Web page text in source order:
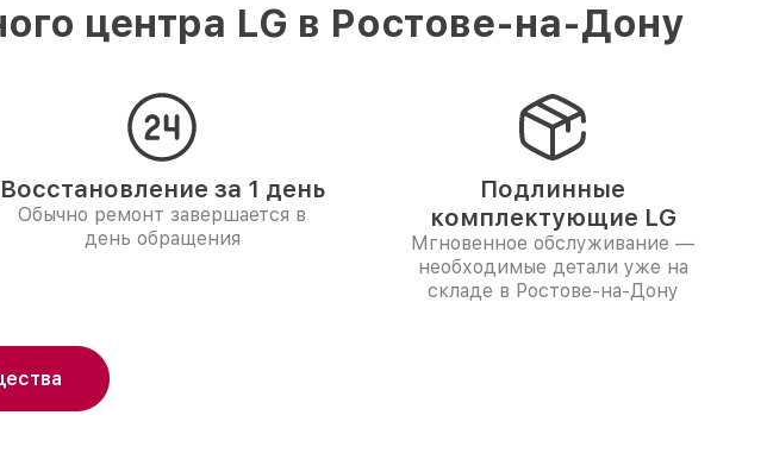
центра LG в Ростове-на-Дону
Восстановление за 1 день
Обычно ремонт завершается в
день обращения
Подлинные
комплектующие LG
Мгновенное обслуживание —
необходимые детали уже на
складе в Ростове-на-Дону